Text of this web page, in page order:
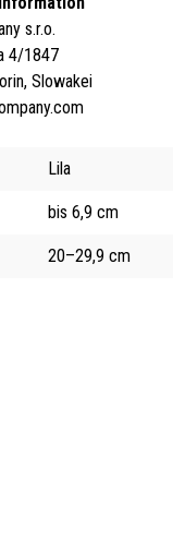
s.r.o.
4/1847
Slowakei
Lila
bis 6,9 cm
20–29,9 cm